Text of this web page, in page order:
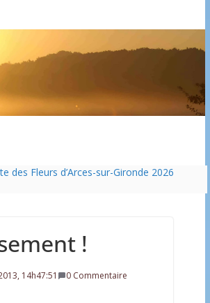
des Fleurs d’Arces-sur-Gironde 2026
de nouvelles restrictions
de tondre sa pelouse de 12h à 16h à
7 juin
durable pour l’isolation des
!
14h47:51
0 Commentaire